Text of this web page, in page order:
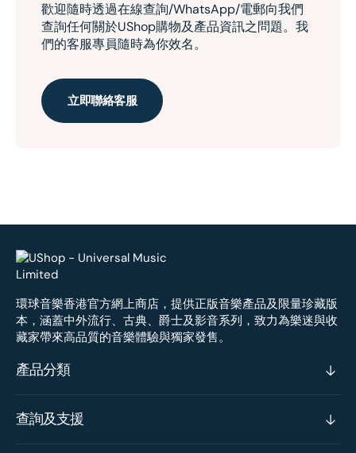
歡迎隨時透過在線查詢/WhatsApp/電郵向我們
查詢任何關於UShop購物及產品資訊之問題。我
們的客服專員隨時為你效名。
立即聯絡客服
環球音樂香港官方網上商店，提供正版音樂產品及限量珍藏版
本，涵蓋中外流行、古典、爵士及影音系列，致力為樂迷與收
藏家帶來高品質的音樂體驗與獨家發售。
產品分類
查詢及支援